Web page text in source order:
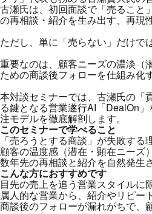
古瀬氏は、初回面談で「売ること
の再相談・紹介を生み出す、再現
ただし、単に「売らない」だけで
重要なのは、顧客ニーズの濃淡（
ための商談後フォローを仕組み化
本対談セミナーでは、古瀬氏の「
る鍵となる営業遂行AI「DealOn
注モデルを徹底解剖します。
このセミナーで学べること
「売ろうとする商談」が失敗す
顧客の温度感（潜在・顕在ニーズ
数年先の再相談と紹介を自然発生
こんな方におすすめです
目先の売上を追う営業スタイルに
属人的な営業から、紹介やリピー
商談後のフォローが漏れがちで、